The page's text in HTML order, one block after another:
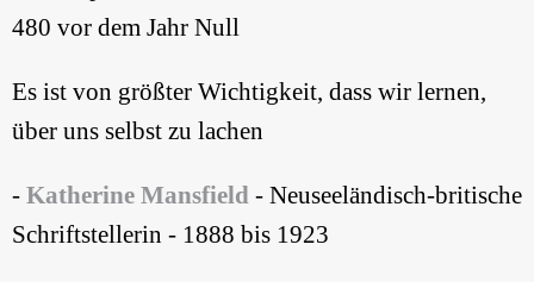
480 vor dem Jahr Null
Es ist von größter Wichtigkeit, dass wir lernen,
über uns selbst zu lachen
- Katherine Mansfield - Neuseeländisch-britische
Schriftstellerin - 1888 bis 1923